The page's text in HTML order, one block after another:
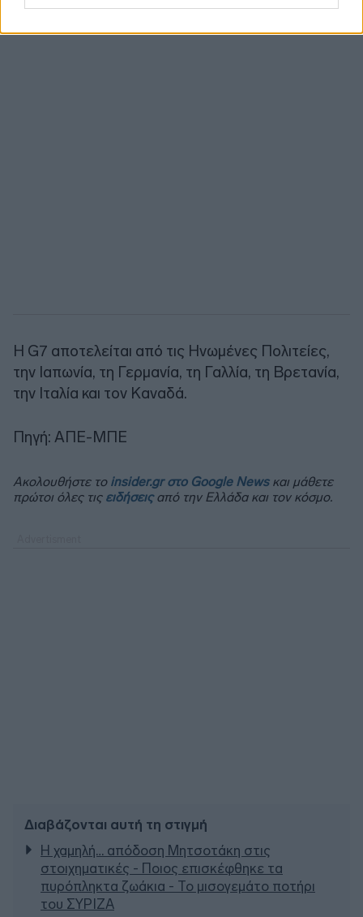
Η G7 αποτελείται από τις Ηνωμένες Πολιτείες,
την Ιαπωνία, τη Γερμανία, τη Γαλλία, τη Βρετανία,
την Ιταλία και τον Καναδά.
Πηγή: ΑΠΕ-ΜΠΕ
Ακολουθήστε το insider.gr στο Google Newsκαι μάθετε
πρώτοι όλες τις ειδήσειςαπό την Ελλάδα και τον κόσμο.
Διαβάζονται αυτή τη στιγμή
Η χαμηλή… απόδοση Μητσοτάκη στις
στοιχηματικές - Ποιος επισκέφθηκε τα
πυρόπληκτα ζωάκια - Το μισογεμάτο ποτήρι
του ΣΥΡΙΖΑ